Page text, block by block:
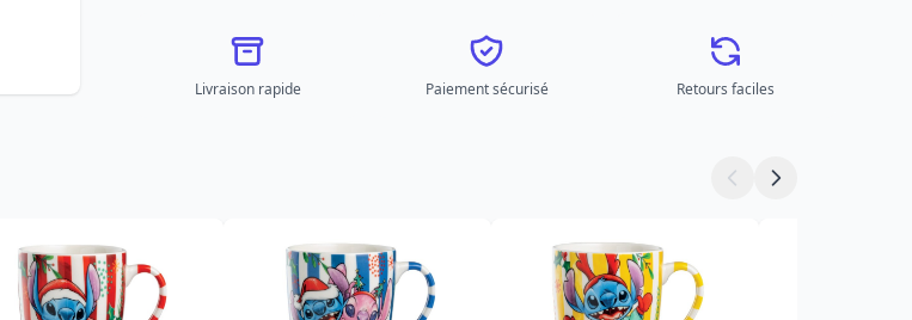
Livraison rapide Paiement sécurisé Retours faciles